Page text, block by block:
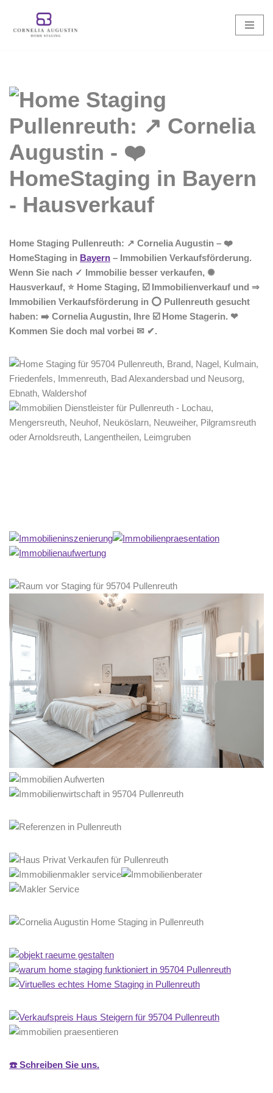
Zum
Home Staging Pullenreuth: ↗️ Cornelia Augustin – ❤️
HomeStaging in Bayern – Immobilien Verkaufsförderung.
Wenn Sie nach ✓ Immobilie besser verkaufen, ✺
Hausverkauf, ⭐ Home Staging, ☑️ Immobilienverkauf und ⇒
Immobilien Verkaufsförderung in ⭕ Pullenreuth gesucht
haben: ➡️ Cornelia Augustin, Ihre ☑️ Home Stagerin. ❤
Kommen Sie doch mal vorbei ✉ ✔.
☎️ Schreiben Sie uns.